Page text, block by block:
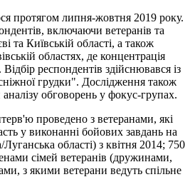
протягом липня-жовтня 2019 року.
включаючи ветеранів та
та Київській області, а також
областях, де концентрація
респондентів здійснювався із
грудки". Дослідження також
обговорень у фокус-групах.
проведено з ветеранами, які
у виконанні бойових завдань на
області) з квітня 2014; 750
сімей ветеранів (дружинами,
з якими ветерани ведуть спільне